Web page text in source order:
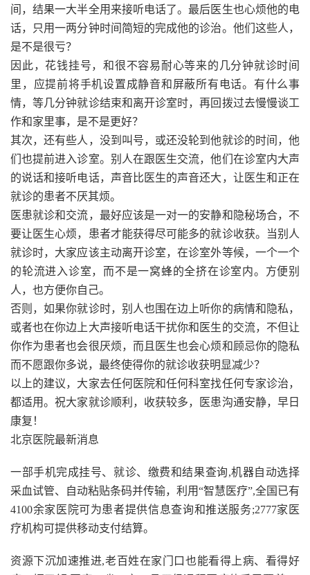
间，结果一大半全用来接听电话了。最后医生也心烦他的电
话，只用一两分钟时间简短的完成他的诊治。他们这些人，
是不是很亏？
因此，花钱挂号，和很不容易耐心等来的几分钟就诊时间
里，应提前将手机设置成静音和屏蔽所有电话。有什么事
情，等几分钟就诊结束和离开诊室时，再回拨过去慢慢谈工
作和家里事，是不是更好？
其次，还有些人，没到叫号，或还没轮到他就诊的时间，他
们也提前进入诊室。别人在跟医生交流，他们在诊室内大声
的说话和接听电话，声音比医生的声音还大，让医生和正在
就诊的患者不厌其烦。
医患就诊和交流，最好应该是一对一的安静和隐秘场合，不
要让医生心烦，患者才能获得尽可能多的就诊收获。当别人
就诊时，大家应该主动离开诊室，在诊室外等候，一个一个
的轮流进入诊室，而不是一窝蜂的全挤在诊室内。方便别
人，也方便你自己。
否则，如果你就诊时，别人也围在边上听你的病情和隐私，
或者也在你边上大声接听电话干扰你和医生的交流，不但让
你作为患者也会很厌烦，而且医生也会心烦和顾忌你的隐私
而不愿跟你多说，最终使得你的就诊收获明显减少？
以上的建议，大家去任何医院和任何科室找任何专家诊治，
都适用。祝大家就诊顺利，收获较多，医患沟通安静，早日
康复！
北京医院最新消息
一部手机完成挂号、就诊、缴费和结果查询,机器自动选择
采血试管、自动粘贴条码并传输，利用“智慧医疗”,全国已有
4100余家医院可为患者提供信息查询和推送服务;2777家医
疗机构可提供移动支付结算。
资源下沉加速推进,老百姓在家门口也能看得上病、看得好